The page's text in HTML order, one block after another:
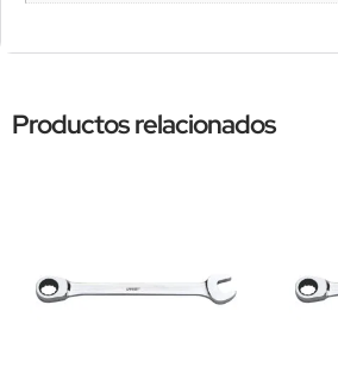
Productos relacionados